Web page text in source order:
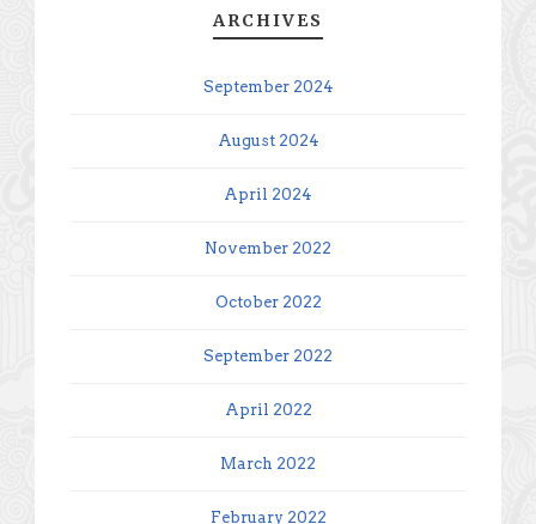
ARCHIVES
September 2024
August 2024
April 2024
November 2022
October 2022
September 2022
April 2022
March 2022
February 2022